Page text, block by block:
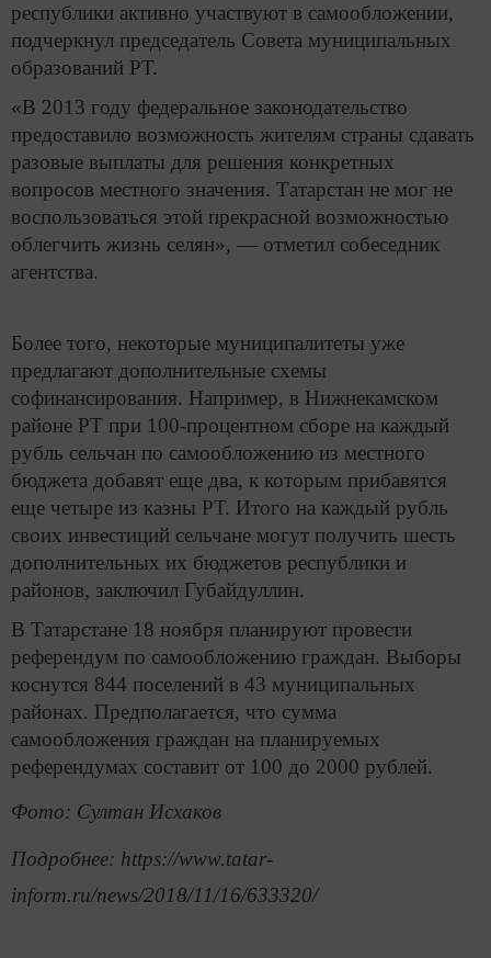
республики активно участвуют в самообложении,
подчеркнул председатель Совета муниципальных
образований РТ.
«В 2013 году федеральное законодательство
предоставило возможность жителям страны сдавать
разовые выплаты для решения конкретных
вопросов местного значения. Татарстан не мог не
воспользоваться этой прекрасной возможностью
облегчить жизнь селян», — отметил собеседник
агентства.
Более того, некоторые муниципалитеты уже
предлагают дополнительные схемы
софинансирования. Например, в Нижнекамском
районе РТ при 100-процентном сборе на каждый
рубль сельчан по самообложению из местного
бюджета добавят еще два, к которым прибавятся
еще четыре из казны РТ. Итого на каждый рубль
своих инвестиций сельчане могут получить шесть
дополнительных их бюджетов республики и
районов, заключил Губайдуллин.
В Татарстане 18 ноября планируют провести
референдум по самообложению граждан. Выборы
коснутся 844 поселений в 43 муниципальных
районах. Предполагается, что сумма
самообложения граждан на планируемых
референдумах составит от 100 до 2000 рублей.
Фото: Султан Исхаков
Подробнее: https://www.tatar-
inform.ru/news/2018/11/16/633320/